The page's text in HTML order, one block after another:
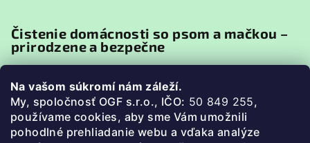
Na vašom súkromí nám záleží.
My, spoločnosť OGF s.r.o., IČO: 50 849 255,
používame cookies, aby sme Vám umožnili
pohodlné prehliadanie webu a vďaka analýze
Čistenie domácnosti so psom a mačkou –
prirodzene a bezpečne
špecifiká. Zvieratá sú v neustálom kontakte s
podlahou, pelieškami, miskami či textíliami, preto je
pri uprato...